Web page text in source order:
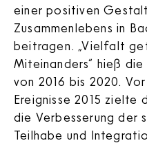
einer positiven
Zusammenlebens in
beitragen. „Vielfalt
Miteinanders“ hieß
von 2016 bis 2020.
Ereignisse 2015 zielte
die Verbesserung der
Teilhabe und